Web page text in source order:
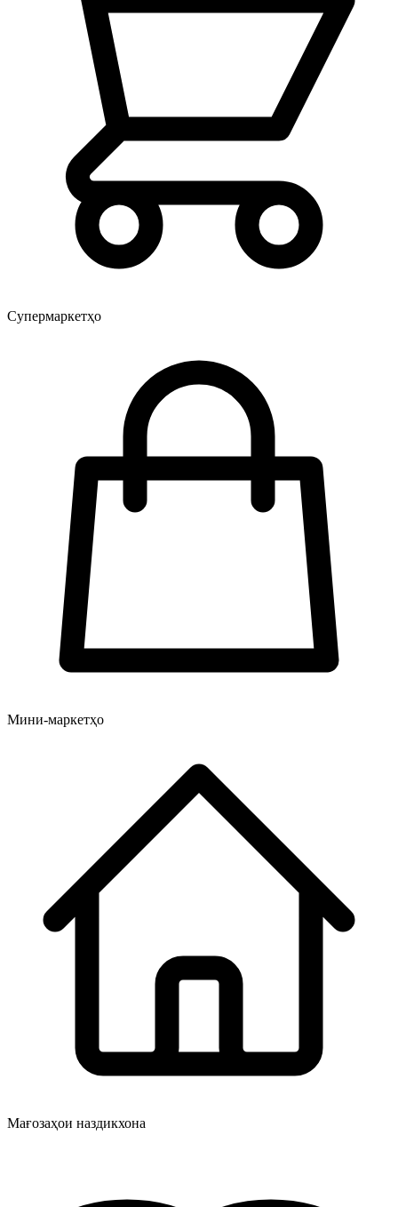
Супермаркетҳо
Мини-маркетҳо
Мағозаҳои наздикхона